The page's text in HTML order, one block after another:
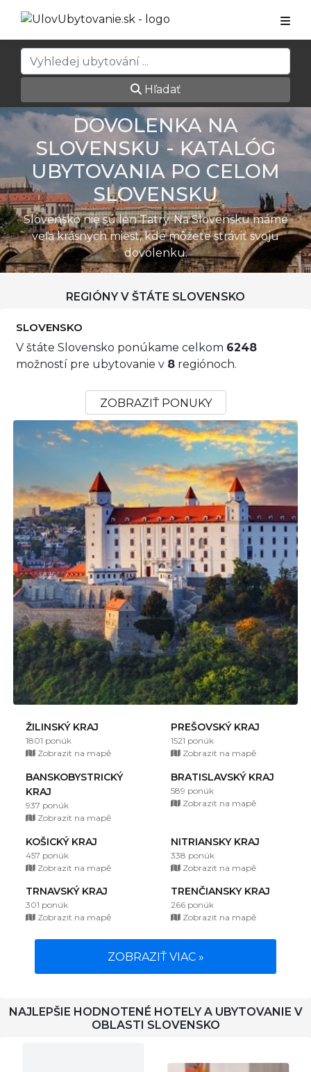
Hľadať
DOVOLENKA NA
SLOVENSKU - KATALÓG
UBYTOVANIA PO CELOM
SLOVENSKU
Slovensko nie sú len Tatry. Na Slovensku máme
veľa krásnych miest, kde môžete stráviť svoju
dovolenku.
REGIÓNY V ŠTÁTE SLOVENSKO
SLOVENSKO
V štáte Slovensko ponúkame celkom 6248
možností pre ubytovanie v 8 regiónoch.
ZOBRAZIŤ PONUKY
ŽILINSKÝ KRAJ
1801 ponúk
Zobrazit na mapě
PREŠOVSKÝ KRAJ
1521 ponúk
Zobrazit na mapě
BANSKOBYSTRICKÝ
KRAJ
937 ponúk
Zobrazit na mapě
BRATISLAVSKÝ KRAJ
589 ponúk
Zobrazit na mapě
KOŠICKÝ KRAJ
457 ponúk
Zobrazit na mapě
NITRIANSKY KRAJ
338 ponúk
Zobrazit na mapě
TRNAVSKÝ KRAJ
301 ponúk
Zobrazit na mapě
TRENČIANSKY KRAJ
266 ponúk
Zobrazit na mapě
ZOBRAZIŤ VIAC »
NAJLEPŠIE HODNOTENÉ HOTELY A UBYTOVANIE V
OBLASTI SLOVENSKO